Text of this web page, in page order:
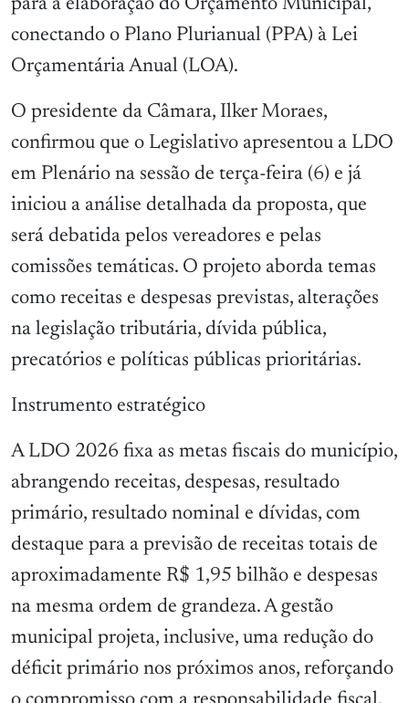
para a elaboração do Orçamento Municipal,
conectando o Plano Plurianual (PPA) à Lei
Orçamentária Anual (LOA).
O presidente da Câmara, Ilker Moraes,
confirmou que o Legislativo apresentou a LDO
em Plenário na sessão de terça-feira (6) e já
iniciou a análise detalhada da proposta, que
será debatida pelos vereadores e pelas
comissões temáticas. O projeto aborda temas
como receitas e despesas previstas, alterações
na legislação tributária, dívida pública,
precatórios e políticas públicas prioritárias.
Instrumento estratégico
A LDO 2026 fixa as metas fiscais do município,
abrangendo receitas, despesas, resultado
primário, resultado nominal e dívidas, com
destaque para a previsão de receitas totais de
aproximadamente R$ 1,95 bilhão e despesas
na mesma ordem de grandeza. A gestão
municipal projeta, inclusive, uma redução do
déficit primário nos próximos anos, reforçando